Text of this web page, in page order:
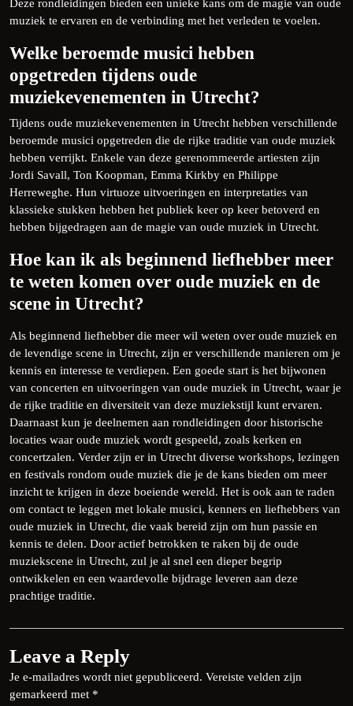
Deze rondleidingen bieden een unieke kans om de magie van oude
muziek te ervaren en de verbinding met het verleden te voelen.
Welke beroemde musici hebben
opgetreden tijdens oude
muziekevenementen in Utrecht?
Tijdens oude muziekevenementen in Utrecht hebben verschillende
beroemde musici opgetreden die de rijke traditie van oude muziek
hebben verrijkt. Enkele van deze gerenommeerde artiesten zijn
Jordi Savall, Ton Koopman, Emma Kirkby en Philippe
Herreweghe. Hun virtuoze uitvoeringen en interpretaties van
klassieke stukken hebben het publiek keer op keer betoverd en
hebben bijgedragen aan de magie van oude muziek in Utrecht.
Hoe kan ik als beginnend liefhebber meer
te weten komen over oude muziek en de
scene in Utrecht?
Als beginnend liefhebber die meer wil weten over oude muziek en
de levendige scene in Utrecht, zijn er verschillende manieren om je
kennis en interesse te verdiepen. Een goede start is het bijwonen
van concerten en uitvoeringen van oude muziek in Utrecht, waar je
de rijke traditie en diversiteit van deze muziekstijl kunt ervaren.
Daarnaast kun je deelnemen aan rondleidingen door historische
locaties waar oude muziek wordt gespeeld, zoals kerken en
concertzalen. Verder zijn er in Utrecht diverse workshops, lezingen
en festivals rondom oude muziek die je de kans bieden om meer
inzicht te krijgen in deze boeiende wereld. Het is ook aan te raden
om contact te leggen met lokale musici, kenners en liefhebbers van
oude muziek in Utrecht, die vaak bereid zijn om hun passie en
kennis te delen. Door actief betrokken te raken bij de oude
muziekscene in Utrecht, zul je al snel een dieper begrip
ontwikkelen en een waardevolle bijdrage leveren aan deze
prachtige traditie.
Leave a Reply
Je e-mailadres wordt niet gepubliceerd. Vereiste velden zijn
gemarkeerd met *